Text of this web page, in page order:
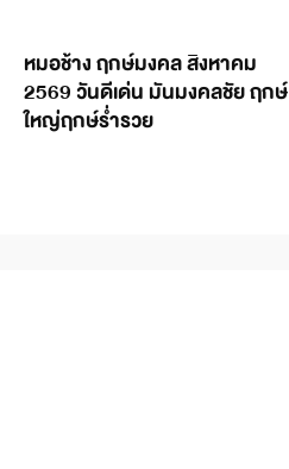
หมอช้าง ฤกษ์มงคล สิงหาคม
2569 วันดีเด่น มันมงคลชัย ฤกษ์
ใหญ่ฤกษ์ร่ำรวย